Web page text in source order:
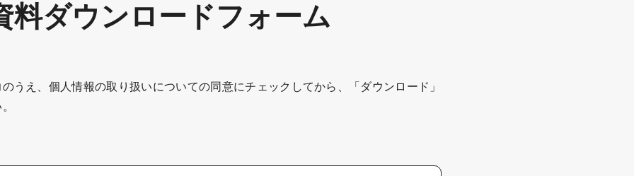
料ダウンロードフォーム
うえ、個人情報の取り扱いについての同意にチェックしてから、「ダウンロード」